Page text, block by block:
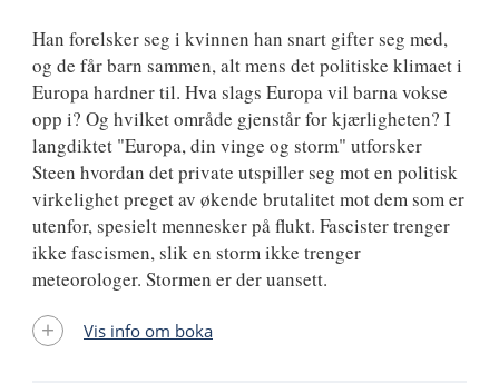
Han forelsker seg i kvinnen han snart gifter seg med,
og de får barn sammen, alt mens det politiske klimaet i
Europa hardner til. Hva slags Europa vil barna vokse
opp i? Og hvilket område gjenstår for kjærligheten? I
langdiktet "Europa, din vinge og storm" utforsker
Steen hvordan det private utspiller seg mot en politisk
virkelighet preget av økende brutalitet mot dem som er
utenfor, spesielt mennesker på flukt. Fascister trenger
ikke fascismen, slik en storm ikke trenger
meteorologer. Stormen er der uansett.
Vis info om boka